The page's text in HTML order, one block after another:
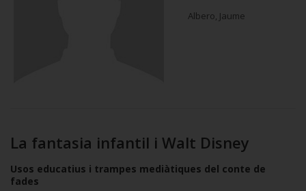
Albero, Jaume
La fantasia infantil i Walt Disney
Usos educatius i trampes mediàtiques del conte de
fades